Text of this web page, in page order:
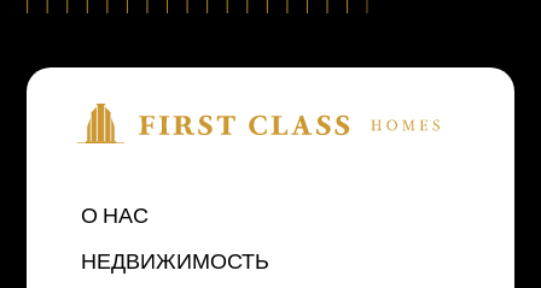
О НАС
НЕДВИЖИМОСТЬ